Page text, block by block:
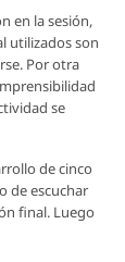
en la sesión,
utilizados son
Por otra
se
de cinco
de escuchar
final. Luego